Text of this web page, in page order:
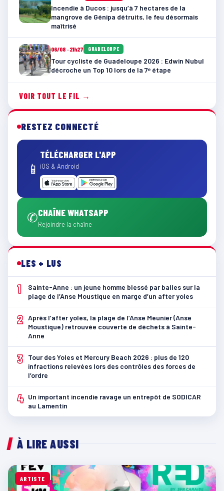
Incendie à Ducos : jusqu’à 7 hectares de la
mangrove de Génipa détruits, le feu désormais
maîtrisé
06/08 · 21h27 GUADELOUPE
Tour cycliste de Guadeloupe 2026 : Edwin Nubul
décroche un Top 10 lors de la 7ᵉ étape
VOIR TOUT LE FIL →
RESTEZ CONNECTÉ
📱
TÉLÉCHARGER L'APP
iOS & Android
✆CHAÎNE WHATSAPP
Rejoindre la chaîne
LES + LUS
1
Sainte-Anne : un jeune homme blessé par balles sur la
plage de l’Anse Moustique en marge d’un after yoles
2 Après l’after yoles, la plage de l’Anse Meunier (Anse
Moustique) retrouvée couverte de déchets à Sainte-
Anne
3
Tour des Yoles et Mercury Beach 2026 : plus de 120
infractions relevées lors des contrôles des forces de
l’ordre
4 Un important incendie ravage un entrepôt de SODICAR
au Lamentin
À LIRE AUSSI
ARTISTE